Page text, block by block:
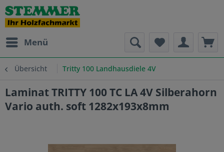
Menü
Übersicht Tritty 100 Landhausdiele 4V
Laminat TRITTY 100 TC LA 4V Silberahorn
Vario auth. soft 1282x193x8mm